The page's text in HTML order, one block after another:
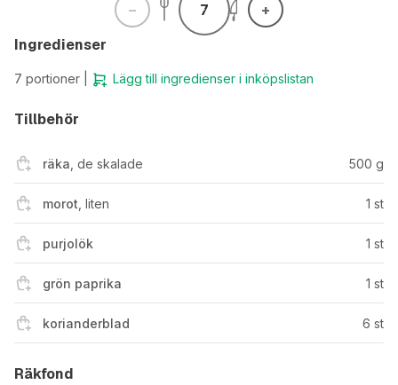
7
Ingredienser
7 portioner | Lägg till ingredienser i inköpslistan
Tillbehör
räka de skalade 500 g
morot liten 1 st
purjolök 1 st
grön paprika 1 st
korianderblad 6 st
Räkfond